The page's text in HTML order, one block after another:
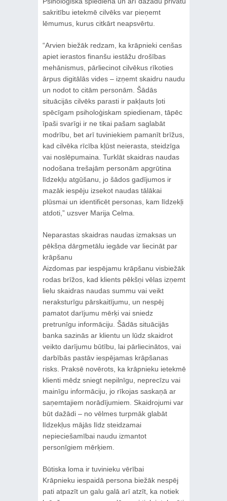
sakritību ietekmē cilvēks var pieņemt
lēmumus, kurus citkārt neapsvērtu.
“Arvien biežāk redzam, ka krāpnieki cenšas
apiet ierastos finanšu iestāžu drošības
mehānismus, pārliecinot cilvēkus rīkoties
ārpus digitālās vides – izņemt skaidru naudu
un nodot to citām personām. Šādās
situācijās cilvēks parasti ir pakļauts ļoti
spēcīgam psiholoģiskam spiedienam, tāpēc
īpaši svarīgi ir ne tikai pašam saglabāt
modrību, bet arī tuviniekiem pamanīt brīžus,
kad cilvēka rīcība kļūst neierasta, steidzīga
vai noslēpumaina. Turklāt skaidras naudas
nodošana trešajām personām apgrūtina
līdzekļu atgūšanu, jo šādos gadījumos ir
mazāk iespēju izsekot naudas tālākai
plūsmai un identificēt personas, kam līdzekļi
atdoti,” uzsver Marija Celma.
Neparastas skaidras naudas izmaksas un
pēkšņa dārgmetālu iegāde var liecināt par
krāpšanu
Aizdomas par iespējamu krāpšanu visbiežāk
rodas brīžos, kad klients pēkšņi vēlas izņemt
lielu skaidras naudas summu vai veikt
neraksturīgu pārskaitījumu, un nespēj
pamatot darījumu mērķi vai sniedz
pretrunīgu informāciju. Šādās situācijās
banka sazinās ar klientu un lūdz skaidrot
veikto darījumu būtību, lai pārliecinātos, vai
darbībās pastāv iespējamas krāpšanas
risks. Praksē novērots, ka krāpnieku ietekmē
klienti mēdz sniegt nepilnīgu, neprecīzu vai
mainīgu informāciju, jo rīkojas saskaņā ar
saņemtajiem norādījumiem. Skaidrojumi var
būt dažādi – no vēlmes turpmāk glabāt
līdzekļus mājās līdz steidzamai
nepieciešamībai naudu izmantot
personīgiem mērķiem.
Būtiska loma ir tuvinieku vērībai
Krāpnieku iespaidā persona biežāk nespēj
pati atpazīt un galu galā arī atzīt, ka notiek